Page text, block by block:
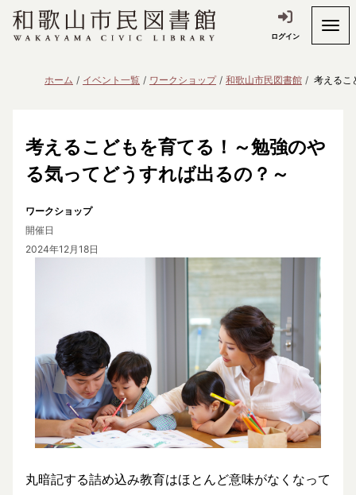
ログイン
ホーム イベント一覧 ワークショップ 和歌山市民図書館 考えるこ
考えるこどもを育てる！～勉強のや
る気ってどうすれば出るの？～
ワークショップ
開催日
2024年12月18日
丸暗記する詰め込み教育はほとんど意味がなくなって